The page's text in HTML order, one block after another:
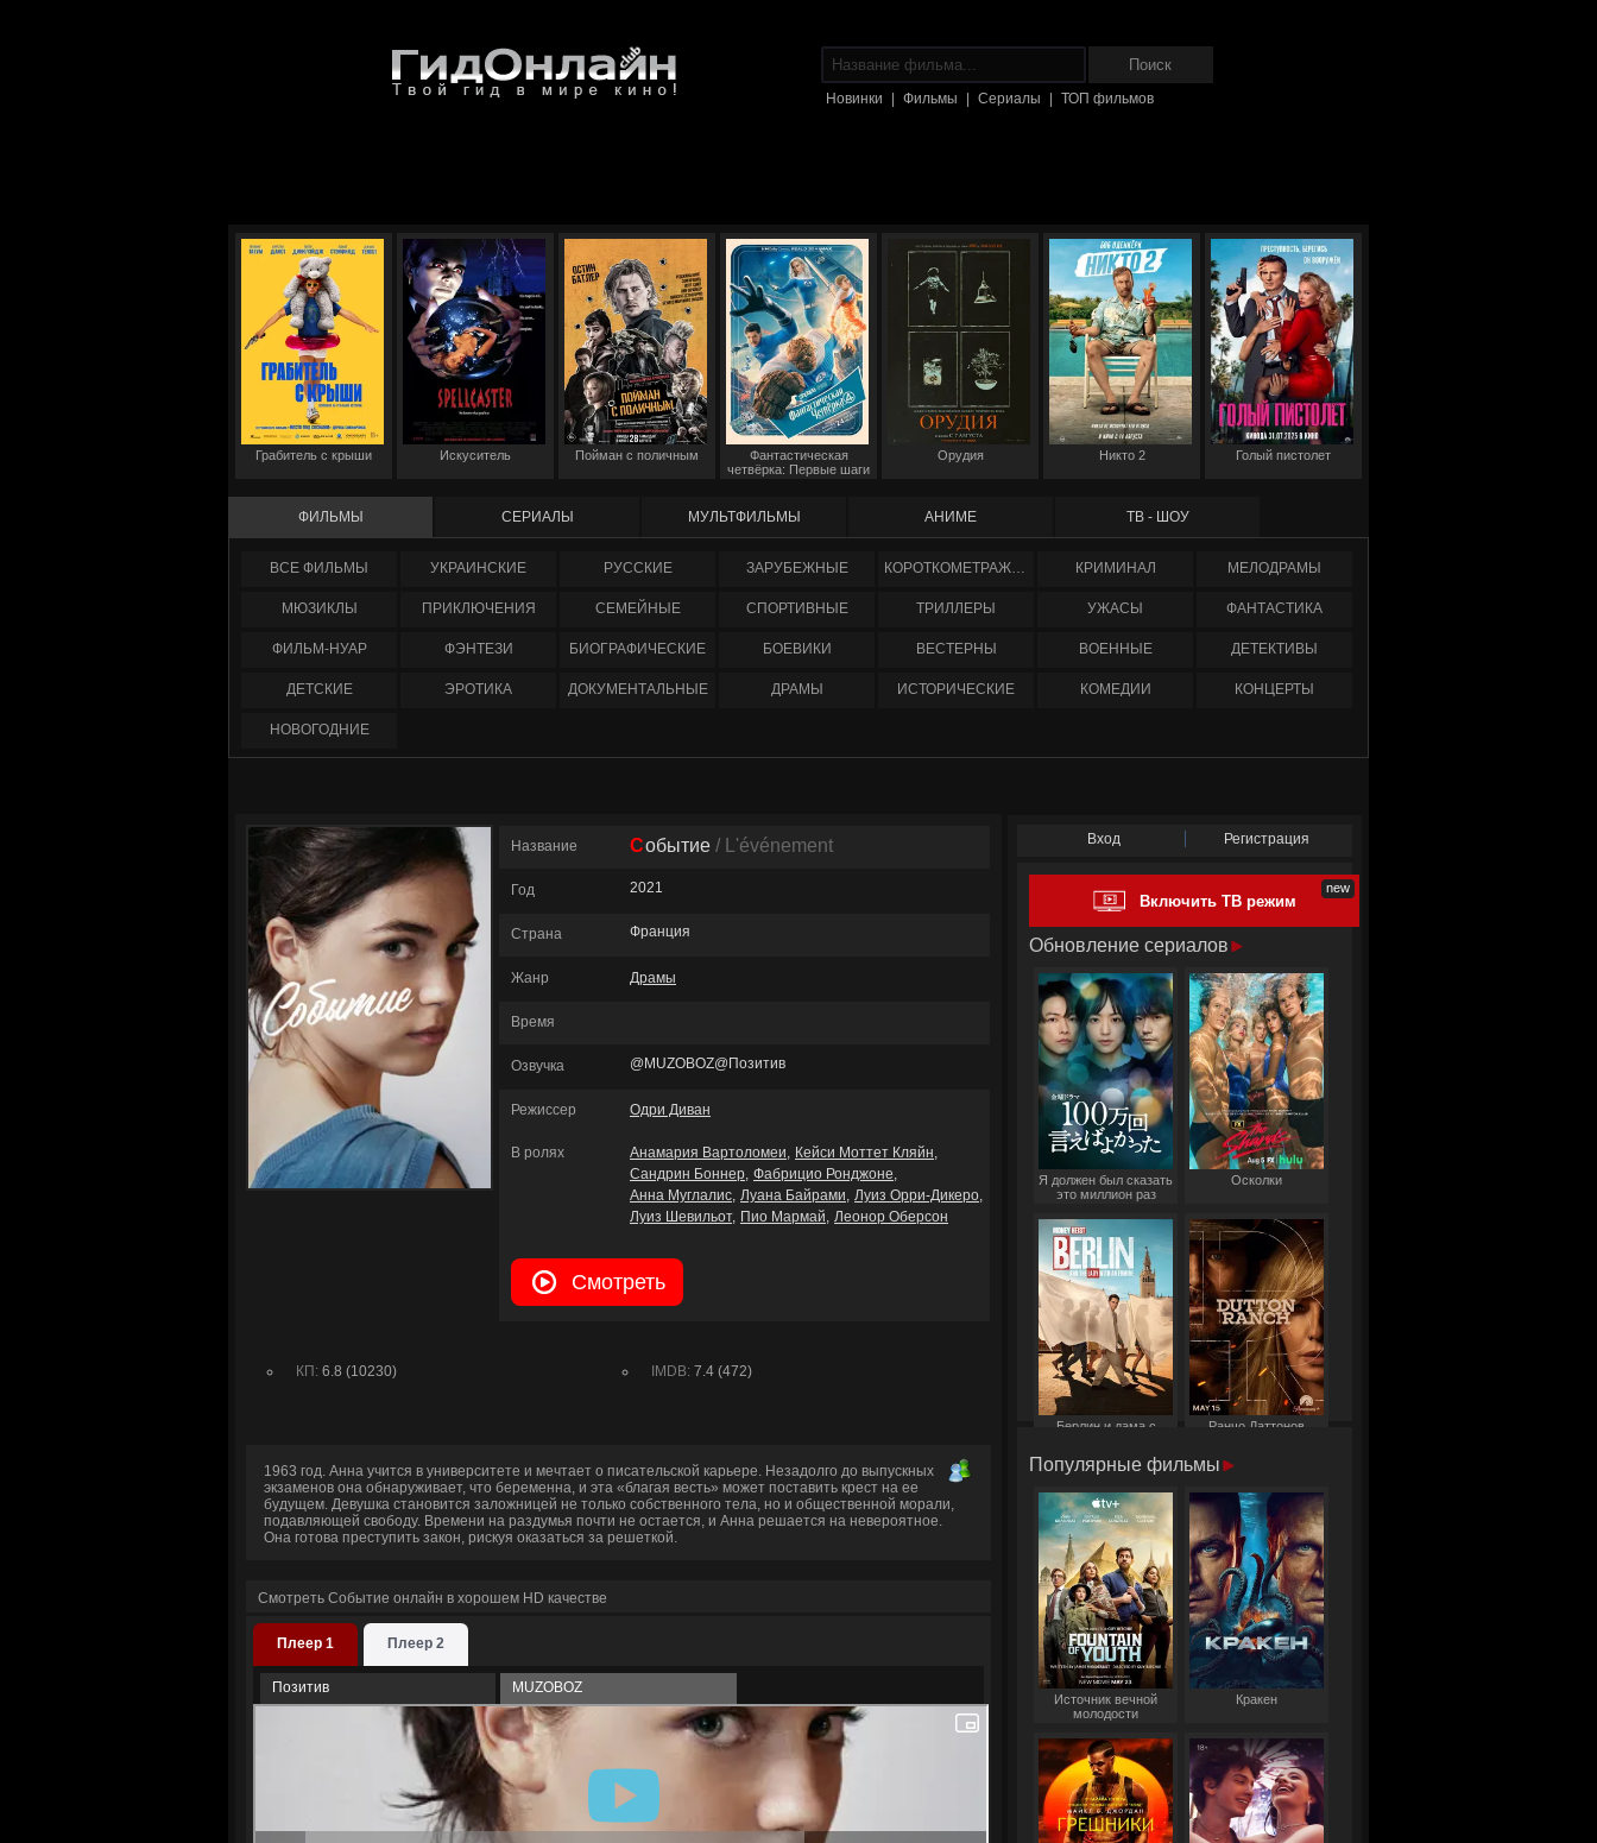
Новинки Фильмы Сериалы ТОП фильмов
Грабитель с крыши Искуситель Пойман с поличным
Фантастическая
четвёрка: Первые шаги
Орудия Никто 2 Голый пистолет
ФИЛЬМЫ СЕРИАЛЫ МУЛЬТФИЛЬМЫ АНИМЕ ТВ - ШОУ
ФИЛЬМЫ УКРАИНCКИЕ РУССКИЕ ЗАРУБЕЖНЫЕ КОРОТКОМЕТРАЖНЫЕ КРИМИНАЛ МЕЛОДРАМЫ
МЮЗИКЛЫ ПРИКЛЮЧЕНИЯ СЕМЕЙНЫЕ СПОРТИВНЫЕ ТРИЛЛЕРЫ УЖАСЫ ФАНТАСТИКА
ФИЛЬМ-НУАР ФЭНТЕЗИ БИОГРАФИЧЕСКИЕ БОЕВИКИ ВЕСТЕРНЫ ВОЕННЫЕ ДЕТЕКТИВЫ
ДЕТСКИЕ ЭРОТИКА ДОКУМЕНТАЛЬНЫЕ ДРАМЫ ИСТОРИЧЕСКИЕ КОМЕДИИ КОНЦЕРТЫ
НОВОГОДНИЕ
Название Событие / L'événement
Год 2021
Страна Франция
Жанр Драмы
Время
Озвучка @MUZOBOZ@Позитив
Режиссер Одри Диван
В ролях Анамария Вартоломеи
Кейси Моттет Кляйн
Сандрин Боннер Фабрицио Ронджоне
Анна Муглалис Луана Байрами Луиз Орри-Дикеро
Луиз Шевильот
Пио Мармай Леонор Оберсон
Смотреть
КП: 6.8 (10230) IMDB:7.4 (472)
1963 год. Анна учится в университете и мечтает о писательской карьере. Незадолго до выпускных
экзаменов она обнаруживает, что беременна, и эта «благая весть» может поставить крест на ее
будущем. Девушка становится заложницей не только собственного тела, но и общественной морали,
подавляющей свободу. Времени на раздумья почти не остается, и Анна решается на невероятное.
Она готова преступить закон, рискуя оказаться за решеткой.
Смотреть Событие онлайн в хорошем HD качестве
Плеер 1 Плеер 2
Позитив MUZOBOZ
Вход Регистрация
Включить ТВ режим
Обновление сериалов
Я должен был сказать
это миллион раз
Осколки
Берлин и дама с
Ранчо Даттонов
Популярные фильмы
Источник вечной
молодости
Кракен